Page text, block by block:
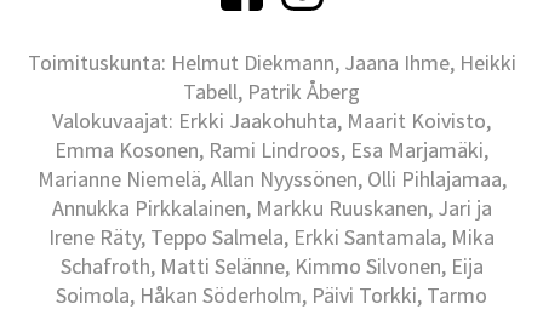
Toimituskunta: Helmut Diekmann, Jaana Ihme, Heikki
Tabell, Patrik Åberg
Valokuvaajat: Erkki Jaakohuhta, Maarit Koivisto,
Emma Kosonen, Rami Lindroos, Esa Marjamäki,
Marianne Niemelä, Allan Nyyssönen, Olli Pihlajamaa,
Annukka Pirkkalainen, Markku Ruuskanen, Jari ja
Irene Räty, Teppo Salmela, Erkki Santamala, Mika
Schafroth, Matti Selänne, Kimmo Silvonen, Eija
Soimola, Håkan Söderholm, Päivi Torkki, Tarmo